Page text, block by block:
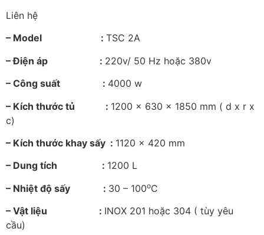
Liên hệ
– Model : TSC 2A
– Điện áp : 220v/ 50 Hz hoặc 380v
– Công suất : 4000 w
– Kích thước tủ : 1200 x 630 x 1850 mm ( d x r x
c)
– Kích thước khay sấy : 1120 x 420 mm
– Dung tích : 1200 L
– Nhiệt độ sấy : 30 – 100oC
– Vật liệu : INOX 201 hoặc 304 ( tùy yêu
cầu)